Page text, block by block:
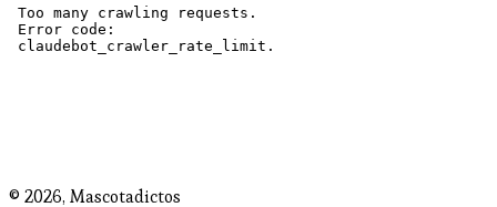
© 2026, Mascotadictos